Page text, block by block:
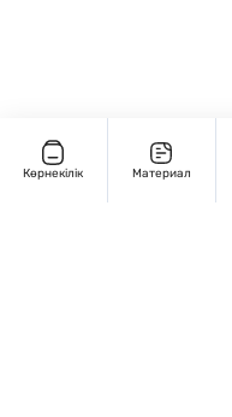
Көрнекілік Материал